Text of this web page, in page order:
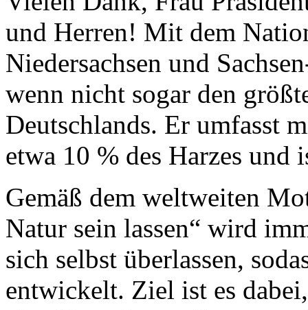
und Herren! Mit dem
Niedersachsen und
wenn nicht sogar den
Deutschlands. Er umfasst
etwa 10 % des Harzes
Gemäß dem weltweiten
Natur sein lassen“ wird
sich selbst überlassen,
entwickelt. Ziel ist es